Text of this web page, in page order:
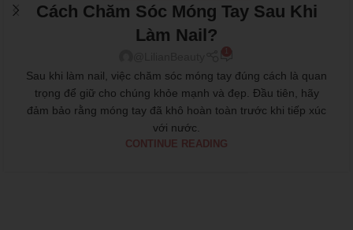
Cách Chăm Sóc Móng Tay Sau Khi
Làm Nail?
Sau khi làm nail, việc chăm sóc móng tay đúng cách là quan
trọng để giữ cho chúng khỏe mạnh và đẹp. Đầu tiên, hãy
đảm bảo rằng móng tay đã khô hoàn toàn trước khi tiếp xúc
với nước.
CONTINUE READING